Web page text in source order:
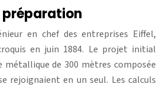
en chef des entreprises Eiffel,
en juin 1884. Le projet initial
de 300 mètres composée
rejoignaient en un seul. Les calculs